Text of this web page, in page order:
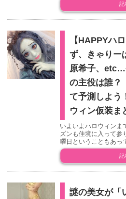
記
【HAPPYハ
ず、きゃりー
原希子、
の主役は誰
て予測しよ
ウィン仮装ま
いよいよハロウィン
ズンも佳境に入って
曜日ということもあっ
記
謎の美女が「